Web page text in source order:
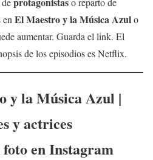
en El Maestro y la Música Azulo
aumentar. Guarda el link. El
de los episodios es Netflix.
y la Música Azul |
y actrices
en Instagram